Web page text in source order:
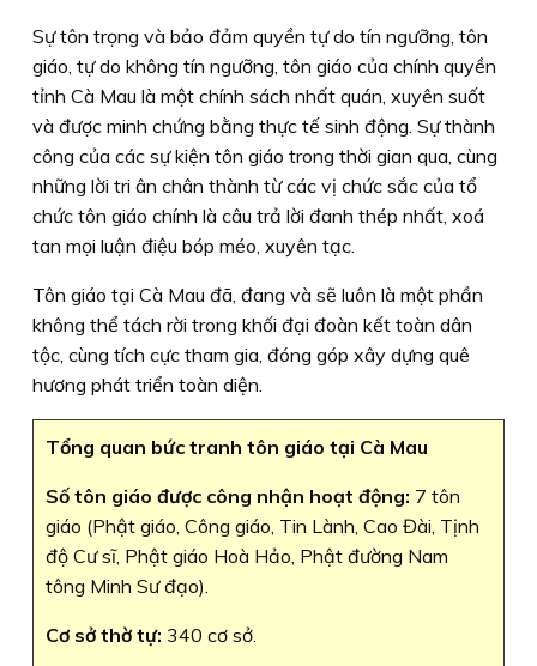
Sự tôn trọng và bảo đảm quyền tự do tín ngưỡng, tôn
giáo, tự do không tín ngưỡng, tôn giáo của chính quyền
tỉnh Cà Mau là một chính sách nhất quán, xuyên suốt
và được minh chứng bằng thực tế sinh động. Sự thành
công của các sự kiện tôn giáo trong thời gian qua, cùng
những lời tri ân chân thành từ các vị chức sắc của tổ
chức tôn giáo chính là câu trả lời đanh thép nhất, xoá
tan mọi luận điệu bóp méo, xuyên tạc.
Tôn giáo tại Cà Mau đã, đang và sẽ luôn là một phần
không thể tách rời trong khối đại đoàn kết toàn dân
tộc, cùng tích cực tham gia, đóng góp xây dựng quê
hương phát triển toàn diện.
Tổng quan bức tranh tôn giáo tại Cà Mau
Số tôn giáo được công nhận hoạt động: 7 tôn
giáo (Phật giáo, Công giáo, Tin Lành, Cao Đài, Tịnh
độ Cư sĩ, Phật giáo Hoà Hảo, Phật đường Nam
tông Minh Sư đạo).
Cơ sở thờ tự: 340 cơ sở.